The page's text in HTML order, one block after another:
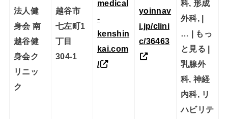
法人健
身会 南
越谷健
身会ク
リニッ
ク
越谷市
七左町1
丁目
304-1
medical
-
kenshin
kai.com
/
yoinnav
i.jp/clini
c/36463
科, 形成
外科, |
… | もっ
と見る |
乳腺外
科, 神経
内科, リ
ハビリテ